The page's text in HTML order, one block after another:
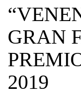
GRAN
2019